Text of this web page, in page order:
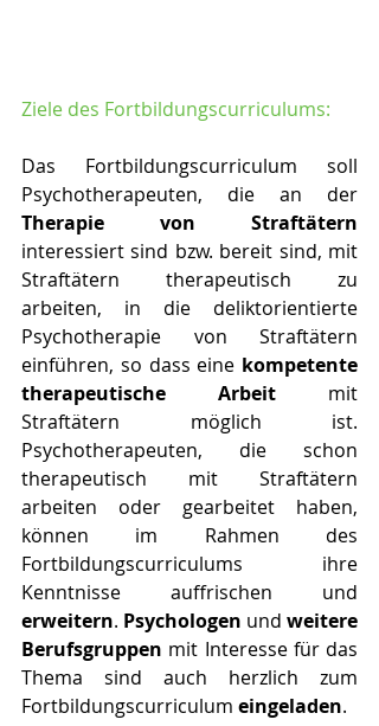
Ziele des Fortbildungscurriculums:
Das Fortbildungscurriculum soll
interessiert sind bzw. bereit sind, mit
Straftätern therapeutisch zu
arbeiten, in die deliktorientierte
Psychotherapie von Straftätern
einführen, so dass eine kompetente
therapeutische Arbeit mit
Straftätern möglich ist.
Psychotherapeuten, die schon
therapeutisch mit Straftätern
arbeiten oder gearbeitet haben,
können im Rahmen des
Fortbildungscurriculums ihre
erweitern. Psychologen und weitere
Berufsgruppen mit Interesse für das
Thema sind auch herzlich zum
Fortbildungscurriculum eingeladen.